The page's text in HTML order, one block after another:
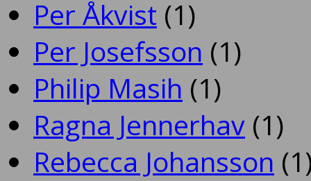
Per Åkvist (1)
Per Josefsson (1)
Philip Masih (1)
Ragna Jennerhav (1)
Rebecca Johansson